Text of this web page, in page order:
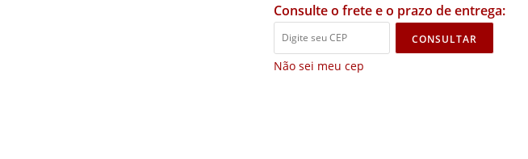
Consulte o frete e o prazo de entrega:
CONSULTAR
Não sei meu cep